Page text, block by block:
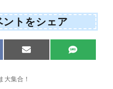
ントをシェア
Share
on
E
m
Share
on
S
M
大集合！